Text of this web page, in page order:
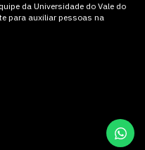
da Universidade do Vale do
para auxiliar pessoas na